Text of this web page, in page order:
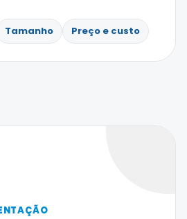
Tamanho Preço e custo